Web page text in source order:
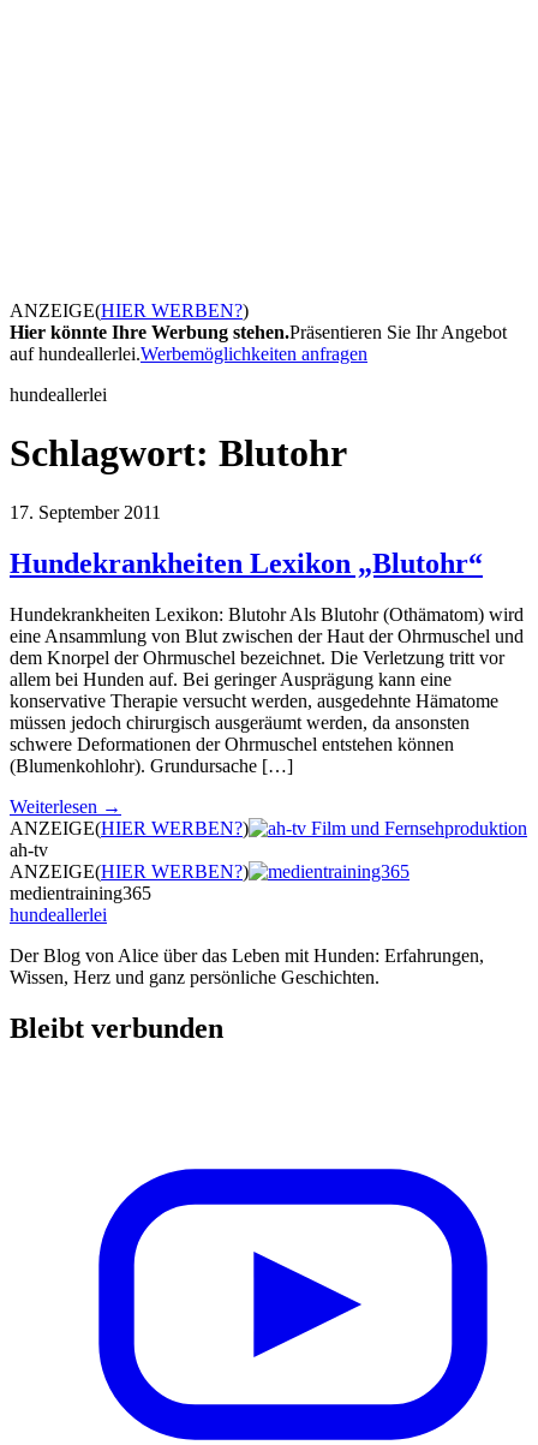
ANZEIGE(HIER WERBEN?)
Hier könnte Ihre Werbung stehen.Präsentieren Sie Ihr Angebot
auf hundeallerlei.Werbemöglichkeiten anfragen
hundeallerlei
Schlagwort: Blutohr
17. September 2011
Hundekrankheiten Lexikon „Blutohr“
Hundekrankheiten Lexikon: Blutohr Als Blutohr (Othämatom) wird
eine Ansammlung von Blut zwischen der Haut der Ohrmuschel und
dem Knorpel der Ohrmuschel bezeichnet. Die Verletzung tritt vor
allem bei Hunden auf. Bei geringer Ausprägung kann eine
konservative Therapie versucht werden, ausgedehnte Hämatome
müssen jedoch chirurgisch ausgeräumt werden, da ansonsten
schwere Deformationen der Ohrmuschel entstehen können
(Blumenkohlohr). Grundursache […]
Weiterlesen →
ANZEIGE(HIER WERBEN?)
ah-tv
ANZEIGE(HIER WERBEN?)
medientraining365
hundeallerlei
Der Blog von Alice über das Leben mit Hunden: Erfahrungen,
Wissen, Herz und ganz persönliche Geschichten.
Bleibt verbunden